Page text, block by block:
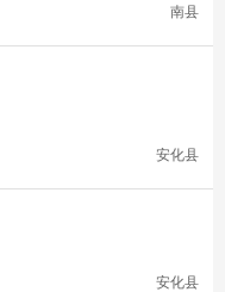
南县
安化县
安化县